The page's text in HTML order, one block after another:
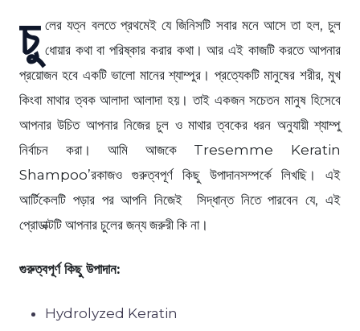
চু লের যত্ন বলতে প্রথমেই যে জিনিসটি সবার মনে আসে তা হল, চুল
ধোয়ার কথা বা পরিষ্কার করার কথা। আর এই কাজটি করতে আপনার
প্রয়োজন হবে একটি ভালো মানের শ্যাম্পুর। প্রত্যেকটি মানুষের শরীর, মুখ
কিংবা মাথার ত্বক আলাদা আলাদা হয়। তাই একজন সচেতন মানুষ হিসেবে
আপনার উচিত আপনার নিজের চুল ও মাথার ত্বকের ধরন অনুযায়ী শ্যাম্পু
নির্বাচন করা। আমি আজকে Tresemme Keratin
Shampoo’রকাজও গুরুত্বপূর্ণ কিছু উপাদানসম্পর্কে লিখছি। এই
আর্টিকেলটি পড়ার পর আপনি নিজেই সিদ্ধান্ত নিতে পারবেন যে, এই
প্রোডাক্টটি আপনার চুলের জন্য জরুরী কি না।
গুরুত্বপূর্ণ কিছু উপাদান:
Hydrolyzed Keratin